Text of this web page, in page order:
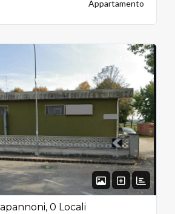
Appartamento
VENDITA
0 Locali